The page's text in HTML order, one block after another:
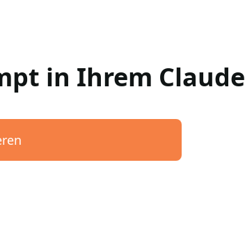
in Ihrem Claude